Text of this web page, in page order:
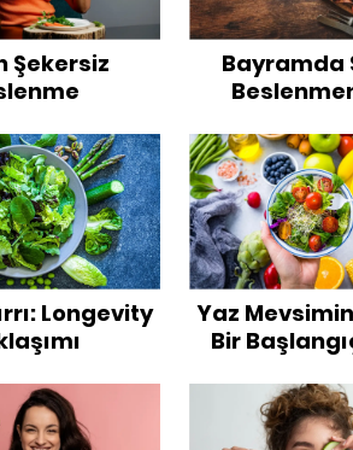
Şekersiz
Bayramda
Longevity
Yaz
Bir
Zinde